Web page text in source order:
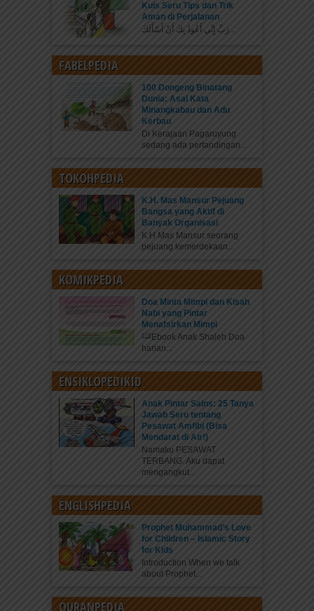
Kuis Seru Tips dan Trik
Aman di Perjalanan
رَبِّ إِنِّي أَعُوذُ بِكَ أَنْ أَسْأَلَكَ...
FABELPEDIA
100 Dongeng Binatang
Dunia: Asal Kata
Minangkabau dan Adu
Kerbau
Di Kerajaan Pagaruyung
sedang ada pertandingan...
TOKOHPEDIA
K.H. Mas Mansur Pejuang
Bangsa yang Aktif di
Banyak Organisasi
K.H Mas Mansur seorang
pejuang kemerdekaan...
KOMIKPEDIA
Doa Minta Mimpi dan Kisah
Nabi yang Pintar
Menafsirkan Mimpi
Ebook Anak Shaleh Doa
harian...
ENSIKLOPEDIKID
Anak Pintar Sains: 25 Tanya
Jawab Seru tentang
Pesawat Amfibi (Bisa
Mendarat di Air!)
Namaku PESAWAT
TERBANG. Aku dapat
mengangkut...
ENGLISHPEDIA
Prophet Muhammad’s Love
for Children – Islamic Story
for Kids
Introduction When we talk
about Prophet...
QURANPEDIA